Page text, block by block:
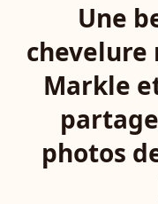
Une
chevelure
Markle
photos